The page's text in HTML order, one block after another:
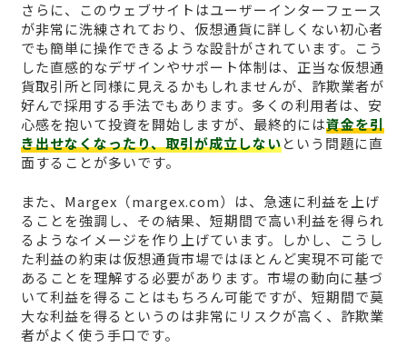
さらに、このウェブサイトはユーザーインターフェース
が非常に洗練されており、仮想通貨に詳しくない初心者
でも簡単に操作できるような設計がされています。こう
した直感的なデザインやサポート体制は、正当な仮想通
貨取引所と同様に見えるかもしれませんが、詐欺業者が
好んで採用する手法でもあります。多くの利用者は、安
心感を抱いて投資を開始しますが、最終的には資金を引
き出せなくなったり、取引が成立しないという問題に直
面することが多いです。
また、Margex（margex.com）は、急速に利益を上げ
ることを強調し、その結果、短期間で高い利益を得られ
るようなイメージを作り上げています。しかし、こうし
た利益の約束は仮想通貨市場ではほとんど実現不可能で
あることを理解する必要があります。市場の動向に基づ
いて利益を得ることはもちろん可能ですが、短期間で莫
大な利益を得るというのは非常にリスクが高く、詐欺業
者がよく使う手口です。